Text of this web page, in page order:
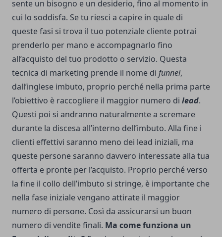
sente un bisogno e un desiderio, fino al momento in
cui lo soddisfa. Se tu riesci a capire in quale di
queste fasi si trova il tuo potenziale cliente potrai
prenderlo per mano e accompagnarlo fino
all’acquisto del tuo prodotto o servizio. Questa
tecnica di marketing prende il nome di funnel,
dall’inglese imbuto, proprio perché nella prima parte
l’obiettivo è raccogliere il maggior numero di lead.
Questi poi si andranno naturalmente a scremare
durante la discesa all’interno dell’imbuto. Alla fine i
clienti effettivi saranno meno dei lead iniziali, ma
queste persone saranno davvero interessate alla tua
offerta e pronte per l’acquisto. Proprio perché verso
la fine il collo dell’imbuto si stringe, è importante che
nella fase iniziale vengano attirate il maggior
numero di persone. Così da assicurarsi un buon
numero di vendite finali. Ma come funziona un